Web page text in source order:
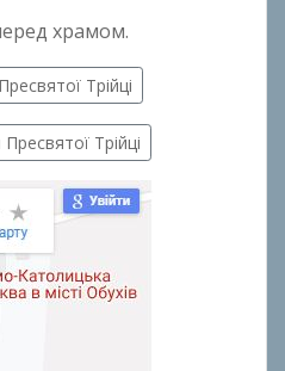
храмом.
Трійці
Трійці